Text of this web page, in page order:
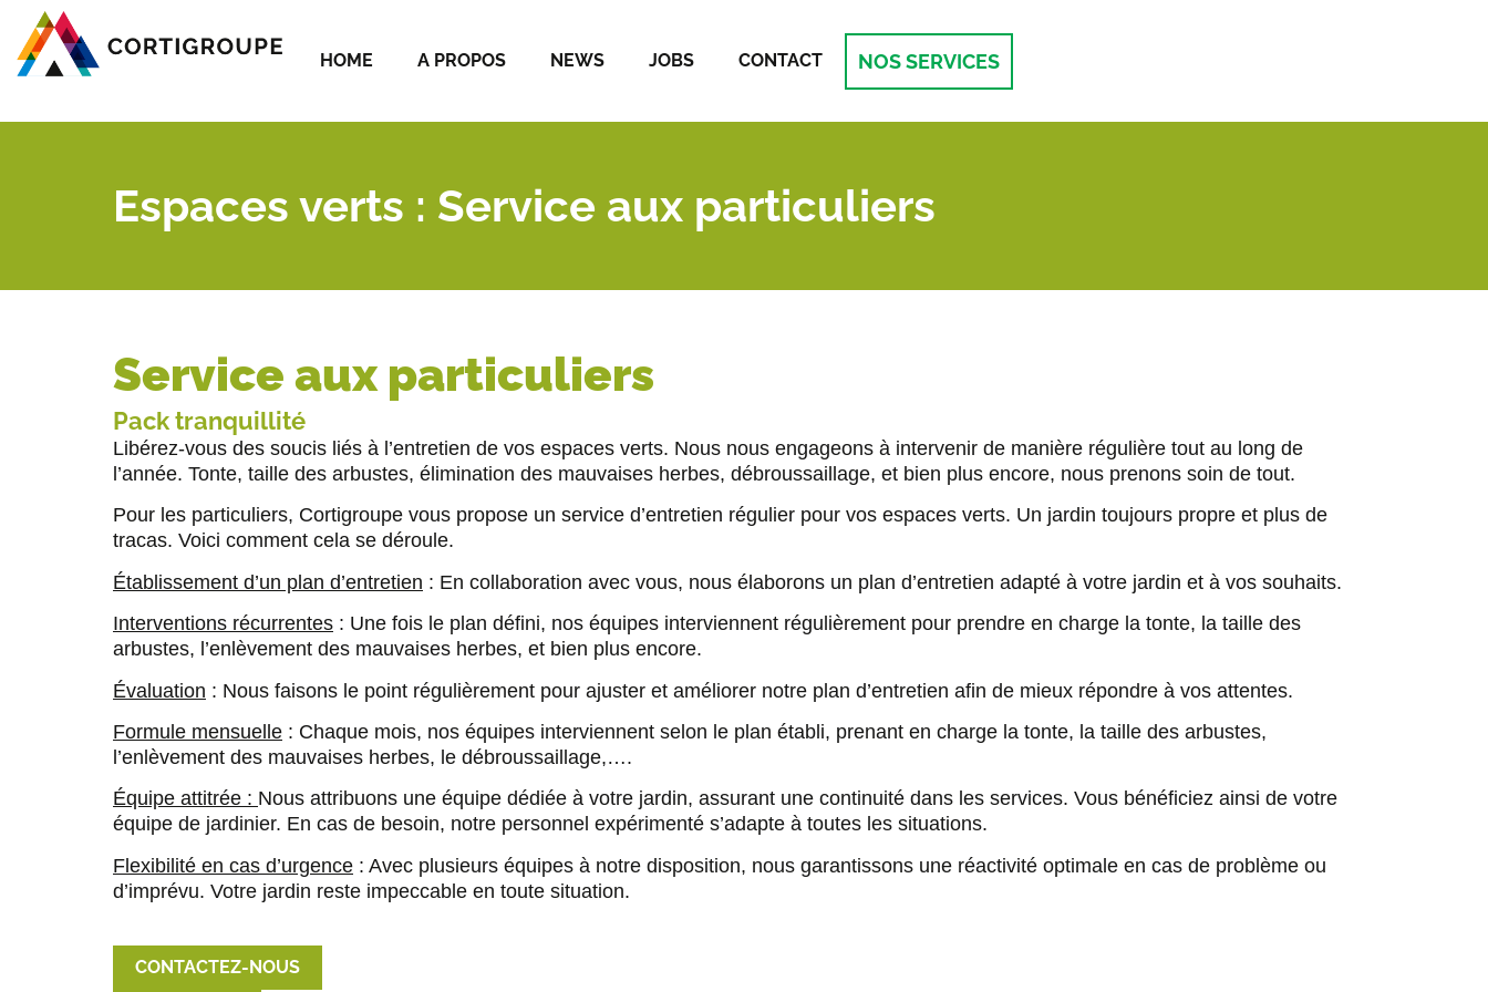
HOME A PROPOS NEWS JOBS CONTACT NOS SERVICES
Espaces verts : Service aux particuliers
Service aux particuliers
Pack tranquillité
Libérez-vous des soucis liés à l’entretien de vos espaces verts. Nous nous engageons à intervenir de manière régulière tout au long de
l’année. Tonte, taille des arbustes, élimination des mauvaises herbes, débroussaillage, et bien plus encore, nous prenons soin de tout.
Pour les particuliers, Cortigroupe vous propose un service d’entretien régulier pour vos espaces verts. Un jardin toujours propre et plus de
tracas. Voici comment cela se déroule.
Établissement d’un plan d’entretien : En collaboration avec vous, nous élaborons un plan d’entretien adapté à votre jardin et à vos souhaits.
Interventions récurrentes : Une fois le plan défini, nos équipes interviennent régulièrement pour prendre en charge la tonte, la taille des
arbustes, l’enlèvement des mauvaises herbes, et bien plus encore.
Évaluation : Nous faisons le point régulièrement pour ajuster et améliorer notre plan d’entretien afin de mieux répondre à vos attentes.
Formule mensuelle : Chaque mois, nos équipes interviennent selon le plan établi, prenant en charge la tonte, la taille des arbustes,
l’enlèvement des mauvaises herbes, le débroussaillage,….
Équipe attitrée : Nous attribuons une équipe dédiée à votre jardin, assurant une continuité dans les services. Vous bénéficiez ainsi de votre
équipe de jardinier. En cas de besoin, notre personnel expérimenté s’adapte à toutes les situations.
Flexibilité en cas d’urgence : Avec plusieurs équipes à notre disposition, nous garantissons une réactivité optimale en cas de problème ou
d’imprévu. Votre jardin reste impeccable en toute situation.
CONTACTEZ-NOUS